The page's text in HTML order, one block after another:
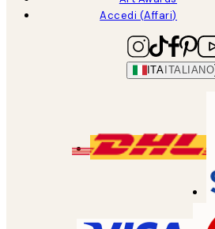
Accedi (Affari)
ITA ITALIANO